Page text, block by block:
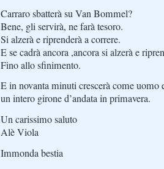
Carraro sbatterà su Van Bommel?
Bene, gli servirà, ne farà tesoro.
Si alzerà e riprenderà a correre.
E se cadrà ancora ,ancora si alzerà e
Fino allo sfinimento.
E in novanta minuti crescerà come uomo
un intero girone d’andata in primavera.
Un carissimo saluto
Alè Viola
Immonda bestia